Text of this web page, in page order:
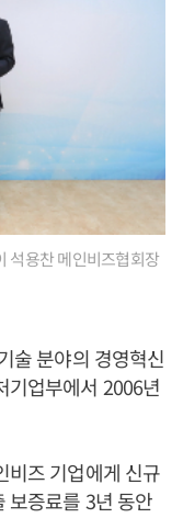
석용찬 메인비즈협회장
술 분야의 경영혁신
기업부에서 2006년
비즈 기업에게 신규
보증료를 3년 동안